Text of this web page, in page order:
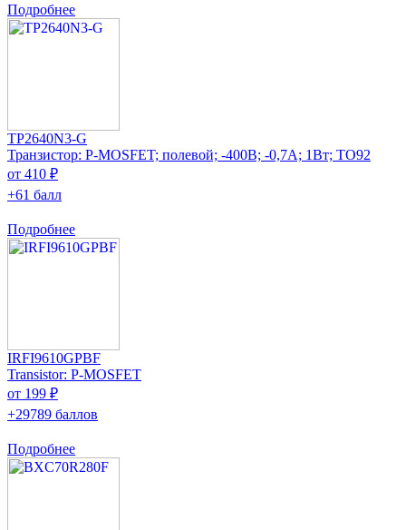
Подробнее
TP2640N3-G
Транзистор: P-MOSFET; полевой; -400В; -0,7А; 1Вт; TO92
от 410 ₽
+61 балл
Подробнее
IRFI9610GPBF
Transistor: P-MOSFET
от 199 ₽
+29789 баллов
Подробнее